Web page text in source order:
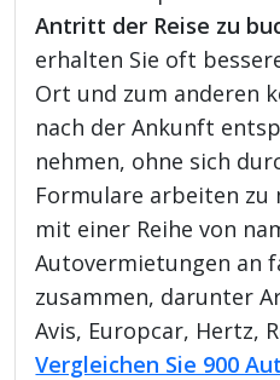
Antritt der Reise zu
erhalten Sie oft
Ort und zum anderen
nach der Ankunft
nehmen, ohne sich
Formulare arbeiten zu
mit einer Reihe von
Autovermietungen an
zusammen, darunter
Avis, Europcar, Hertz,
Vergleichen Sie 900